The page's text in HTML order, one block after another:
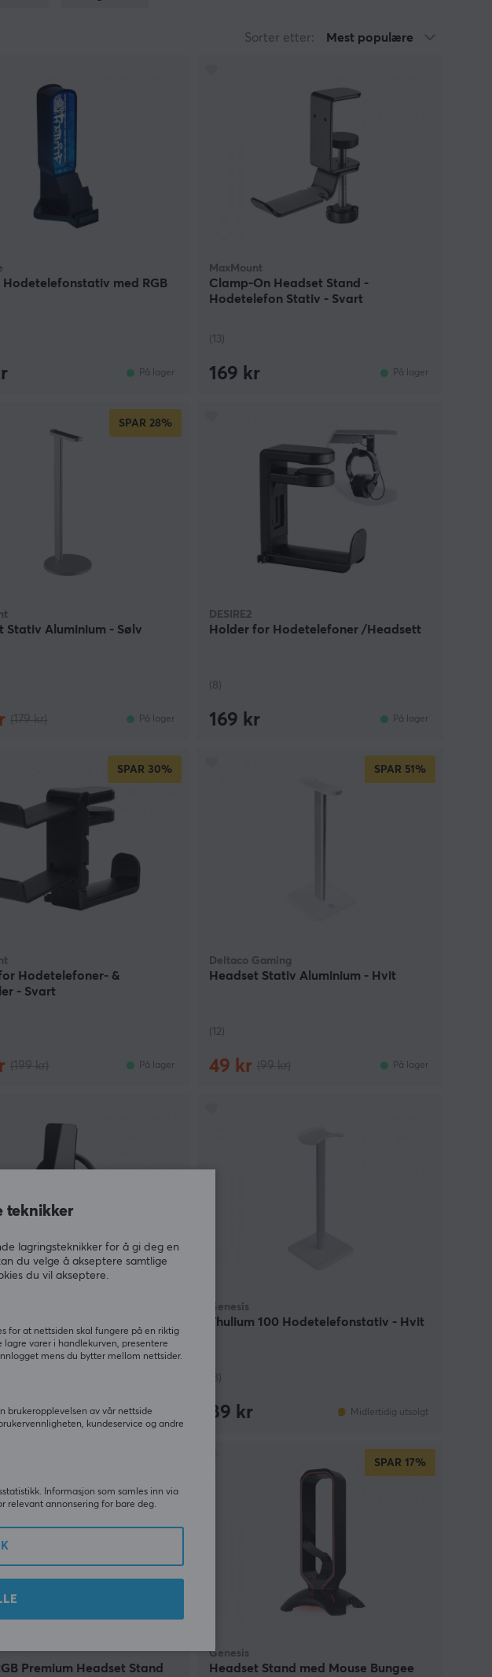
henge opp større og mindre headsets på stativet, kan vi på MaxGaming
kan naturligvis bare du avgjøre, men vi har hodetelefonsett for de
ganger med denne formen for behandling må man ta farvel med
bidra til en vesentlig økt livstid for ditt headset. La oss på MaxGaming
Vi har sett i ulike farger og former, slik det vil passe til resten av
Sorter etter: Mest populære
Hodetelefonstativ med RGB
På lager
MaxMount
Clamp-On Headset Stand -
Hodetelefon Stativ - Svart
(13)
169 kr På lager
SPAR 28%
Stativ Aluminium - Sølv
På lager
DESIRE2
Holder for Hodetelefoner /Headsett
(8)
169 kr På lager
SPAR 30%
Hodetelefoner- &
- Svart
På lager
SPAR 51%
Deltaco Gaming
Headset Stativ Aluminium - Hvit
(12)
49 kr På lager
På lager
Genesis
Thulium 100 Hodetelefonstativ - Hvit
(8)
89 kr Midlertidig utsolgt
Premium Headset Stand
SPAR 17%
Genesis
Headset Stand med Mouse Bungee
teknikker
lagringsteknikker for å gi deg en
du velge å akseptere samtlige
du vil akseptere.
for at nettsiden skal fungere på en riktig
lagre varer i handlekurven, presentere
mens du bytter mellom nettsider.
brukeropplevelsen av vår nettside
kundeservice og andre
Informasjon som samles inn via
relevant annonsering for bare deg.